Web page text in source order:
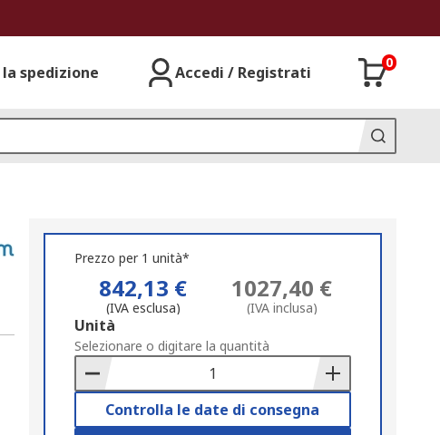
spedizione Accedi / Registrati
0
Prezzo per 1 unità*
842,13 €
(IVA esclusa)
1027,40 €
(IVA inclusa)
Add
to
Basket
Unità
Selezionare o digitare la quantità
Controlla le date di consegna